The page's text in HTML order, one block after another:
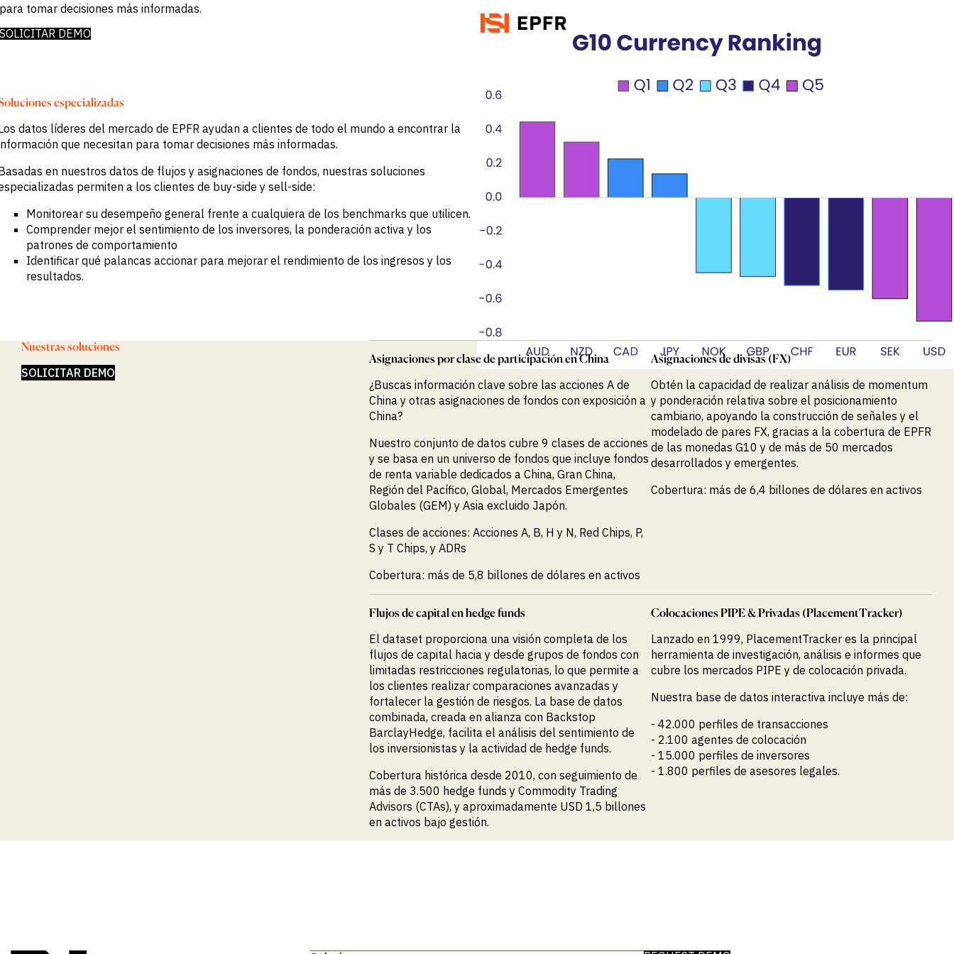
Banca de
Inversión y
profesionales
Academia
Identifica
tendencias
macro
Información
estratégica
sectorial
Fortalece tu
estrategia de
portafolio
de Crédito y
M&A
Acelera tu
investigación
datos
Success
para tomar decisiones más informadas.
SOLICITAR DEMO
especializadas
datos líderes del mercado de EPFR ayudan a clientes de todo el mundo a encontrar la
que necesitan para tomar decisiones más informadas.
en nuestros datos de flujos y asignaciones de fondos, nuestras soluciones
permiten a los clientes de buy-side y sell-side:
Monitorear su desempeño general frente a cualquiera de los benchmarks que utilicen.
Comprender mejor el sentimiento de los inversores, la ponderación activa y los
patrones de comportamiento
Identificar qué palancas accionar para mejorar el rendimiento de los ingresos y los
resultados.
Nuestras soluciones
SOLICITAR DEMO
Asignaciones por clase de participación en China
¿Buscas información clave sobre las acciones A de
China y otras asignaciones de fondos con exposición a
China?
Nuestro conjunto de datos cubre 9 clases de acciones
y se basa en un universo de fondos que incluye fondos
de renta variable dedicados a China, Gran China,
Región del Pacífico, Global, Mercados Emergentes
Globales (GEM) y Asia excluido Japón.
Clases de acciones: Acciones A, B, H y N, Red Chips, P,
S y T Chips, y ADRs
Cobertura: más de 5,8 billones de dólares en activos
Asignaciones de divisas (FX)
Obtén la capacidad de realizar análisis de momentum
y ponderación relativa sobre el posicionamiento
cambiario, apoyando la construcción de señales y el
modelado de pares FX, gracias a la cobertura de EPFR
de las monedas G10 y de más de 50 mercados
desarrollados y emergentes.
Cobertura: más de 6,4 billones de dólares en activos
Flujos de capital en hedge funds
El dataset proporciona una visión completa de los
flujos de capital hacia y desde grupos de fondos con
limitadas restricciones regulatorias, lo que permite a
los clientes realizar comparaciones avanzadas y
fortalecer la gestión de riesgos. La base de datos
combinada, creada en alianza con Backstop
BarclayHedge, facilita el análisis del sentimiento de
los inversionistas y la actividad de hedge funds.
Cobertura histórica desde 2010, con seguimiento de
más de 3.500 hedge funds y Commodity Trading
Advisors (CTAs), y aproximadamente USD 1,5 billones
en activos bajo gestión.
Colocaciones PIPE & Privadas (PlacementTracker)
Lanzado en 1999, PlacementTracker es la principal
herramienta de investigación, análisis e informes que
cubre los mercados PIPE y de colocación privada.
Nuestra base de datos interactiva incluye más de:
- 42.000 perfiles de transacciones
- 2.100 agentes de colocación
- 15.000 perfiles de inversores
- 1.800 perfiles de asesores legales.